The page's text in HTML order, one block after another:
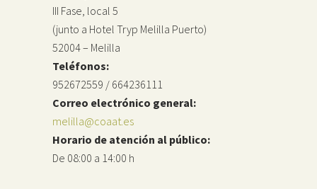
III Fase, local 5
(junto a Hotel Tryp Melilla Puerto)
52004 – Melilla
Teléfonos:
952672559 / 664236111
Correo electrónico general:
melilla@coaat.es
Horario de atención al público:
De 08:00 a 14:00 h